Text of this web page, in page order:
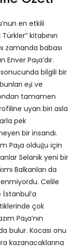
en etkili
kitabının
zamanda babası
Paşa’dır.
bilgili bir
eşi ve
ondan tamamen
uyan biri asla
pek
bir insandı.
Paşa olduğu için
Selanik yeni bir
Balkanları da
Celile
İstanbul’a
çok
Paşa’nın
bulur. Kocası onu
kazanacaklarına